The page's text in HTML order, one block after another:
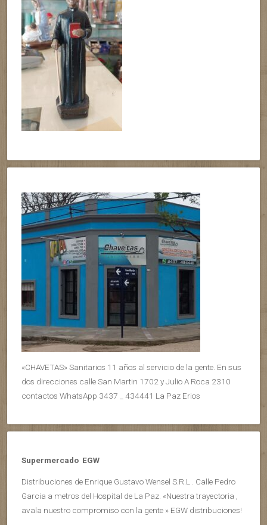
«CHAVETAS» Sanitarios 11 años al servicio de la gente. En sus
dos direcciones calle San Martin 1702 y Julio A Roca 2310
contactos WhatsApp 3437 _ 434441 La Paz Erios
Supermercado EGW
Distribuciones de Enrique Gustavo Wensel S.R.L . Calle Pedro
Garcia a metros del Hospital de La Paz. «Nuestra trayectoria ,
avala nuestro compromiso con la gente » EGW distribuciones!